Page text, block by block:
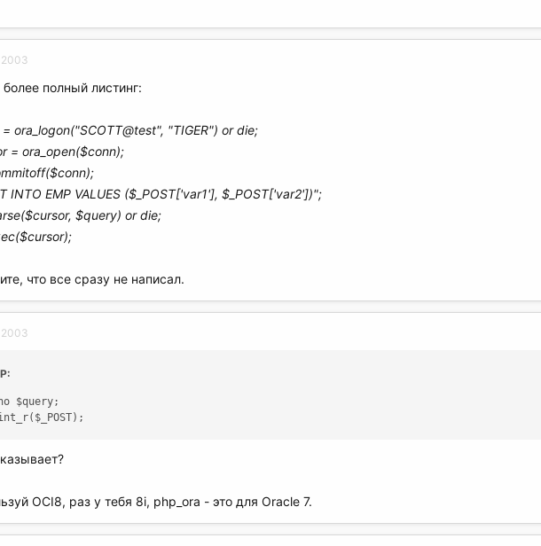
полный листинг:
ora_logon("SCOTT@test", "TIGER") or die;
= ora_open($conn);
INTO EMP VALUES ($_POST['var1'], $_POST['var2'])";
$query) or die;
что все сразу не написал.
$query;
OCI8, раз у тебя 8i, php_ora - это для Oracle 7.